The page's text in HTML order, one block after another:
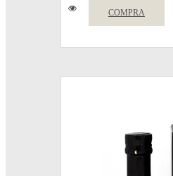
COMPRA